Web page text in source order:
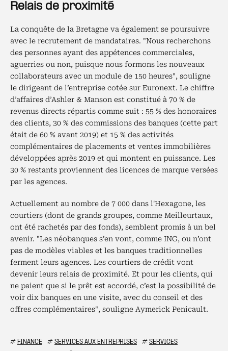
Relais de proximité
La conquête de la Bretagne va également se poursuivre
avec le recrutement de mandataires. "Nous recherchons
des personnes ayant des appétences commerciales,
aguerries ou non, puisque nous formons les nouveaux
collaborateurs avec un module de 150 heures", souligne
le dirigeant de l’entreprise cotée sur Euronext. Le chiffre
d’affaires d’Ashler & Manson est constitué à 70 % de
revenus directs répartis comme suit : 55 % des honoraires
des clients, 30 % des commissions des banques (cette part
était de 60 % avant 2019) et 15 % des activités
complémentaires de placements et ventes immobilières
développées après 2019 et qui montent en puissance. Les
30 % restants proviennent des licences de marque versées
par les agences.
Actuellement au nombre de 7 000 dans l'Hexagone, les
courtiers (dont de grands groupes, comme Meilleurtaux,
ont été rachetés par des fonds), semblent promis à un bel
avenir. "Les néobanques s’en vont, comme ING, ou n’ont
pas de modèles viables et les banques traditionnelles
ferment leurs agences. Les courtiers de crédit vont
devenir leurs relais de proximité. Et pour les clients, qui
ne paient que si le prêt est accordé, c’est la possibilité de
voir dix banques en une visite, avec du conseil et des
offres complémentaires", souligne Aymerick Penicault.
# FINANCE # SERVICES AUX ENTREPRISES # SERVICES